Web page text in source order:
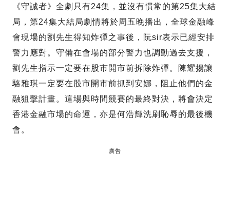
《守誠者》全劇只有24集，並沒有慣常的第25集大結
局，第24集大結局劇情將於周五晚播出，全球金融峰
會現場的劉先生得知炸彈之事後，阮sir表示已經安排
警力應對。守備在會場的部分警力也調動過去支援，
劉先生指示一定要在股市開市前拆除炸彈。陳耀揚讓
駱雅琪一定要在股市開市前抓到安娜，阻止他們的金
融狙擊計畫。這場與時間競賽的最終對決，將會決定
香港金融市場的命運，亦是何浩輝洗刷恥辱的最後機
會。
廣告